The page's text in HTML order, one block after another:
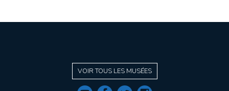
VOIR TOUS LES MUSÉES